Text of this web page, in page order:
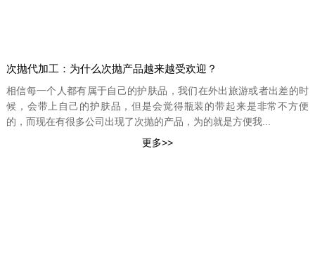
次抛代加工：为什么次抛产品越来越受欢迎？
相信每一个人都有属于自己的护肤品，我们在外出旅游或者出差的时
候，会带上自己的护肤品，但是会觉得瓶装的带起来是非常不方便
的，而现在有很多公司出现了次抛的产品，为的就是方便我...